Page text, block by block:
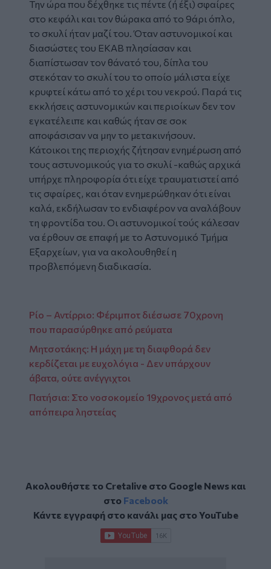
Την ώρα που δέχθηκε τις πέντε (ή έξι) σφαίρες
στο κεφάλι και τον θώρακα από το 9άρι όπλο,
το σκυλί ήταν μαζί του. Όταν αστυνομικοί και
διασώστες του ΕΚΑΒ πλησίασαν και
διαπίστωσαν τον θάνατό του, δίπλα του
στεκόταν το σκυλί του το οποίο μάλιστα είχε
κρυφτεί κάτω από το χέρι του νεκρού. Παρά τις
εκκλήσεις αστυνομικών και περιοίκων δεν τον
εγκατέλειπε και καθώς ήταν σε σοκ
αποφάσισαν να μην το μετακινήσουν.
Κάτοικοι της περιοχής ζήτησαν ενημέρωση από
τους αστυνομικούς για το σκυλί -καθώς αρχικά
υπήρχε πληροφορία ότι είχε τραυματιστεί από
τις σφαίρες, και όταν ενημερώθηκαν ότι είναι
καλά, εκδήλωσαν το ενδιαφέρον να αναλάβουν
τη φροντίδα του. Οι αστυνομικοί τούς κάλεσαν
να έρθουν σε επαφή με το Αστυνομικό Τμήμα
Εξαρχείων, για να ακολουθηθεί η
προβλεπόμενη διαδικασία.
Ρίο – Αντίρριο: Φέριμποτ διέσωσε 70χρονη
που παρασύρθηκε από ρεύματα
Μητσοτάκης: Η μάχη με τη διαφθορά δεν
κερδίζεται με ευχολόγια - Δεν υπάρχουν
άβατα, ούτε ανέγγιχτοι
Πατήσια: Στο νοσοκομείο 19χρονος μετά από
απόπειρα ληστείας
Ακολουθήστε το Cretalive στο Google Newsκαι
στο Facebook
Κάντε εγγραφή στο κανάλι μας στοYouTube